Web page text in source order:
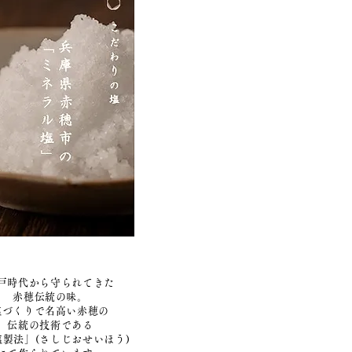
時代から守られてきた
赤穂伝統の味。
づくりで名高い赤穂の
伝統の技術である
製法」(さしじおせいほう)